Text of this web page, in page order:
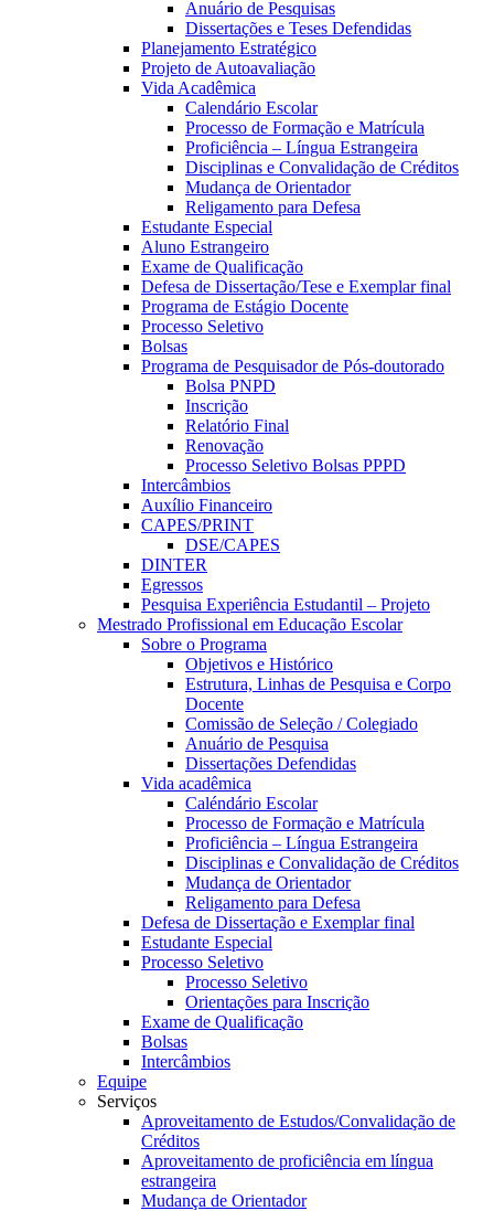
Anuário de Pesquisas
Dissertações e Teses Defendidas
Planejamento Estratégico
Projeto de Autoavaliação
Vida Acadêmica
Calendário Escolar
Processo de Formação e Matrícula
Proficiência – Língua Estrangeira
Disciplinas e Convalidação de Créditos
Mudança de Orientador
Religamento para Defesa
Estudante Especial
Aluno Estrangeiro
Exame de Qualificação
Defesa de Dissertação/Tese e Exemplar final
Programa de Estágio Docente
Processo Seletivo
Bolsas
Programa de Pesquisador de Pós-doutorado
Bolsa PNPD
Inscrição
Relatório Final
Renovação
Processo Seletivo Bolsas PPPD
Intercâmbios
Auxílio Financeiro
CAPES/PRINT
DSE/CAPES
DINTER
Egressos
Pesquisa Experiência Estudantil – Projeto
Mestrado Profissional em Educação Escolar
Sobre o Programa
Objetivos e Histórico
Estrutura, Linhas de Pesquisa e Corpo
Docente
Comissão de Seleção / Colegiado
Anuário de Pesquisa
Dissertações Defendidas
Vida acadêmica
Caléndário Escolar
Processo de Formação e Matrícula
Proficiência – Língua Estrangeira
Disciplinas e Convalidação de Créditos
Mudança de Orientador
Religamento para Defesa
Defesa de Dissertação e Exemplar final
Estudante Especial
Processo Seletivo
Processo Seletivo
Orientações para Inscrição
Exame de Qualificação
Bolsas
Intercâmbios
Equipe
Serviços
Aproveitamento de Estudos/Convalidação de
Créditos
Aproveitamento de proficiência em língua
estrangeira
Mudança de Orientador